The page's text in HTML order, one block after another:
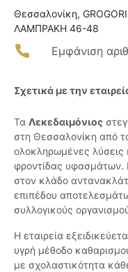
Θεσσαλονίκη,
ΛΑΜΠΡΑΚΗ 46-48
Εμφάνιση
Σχετικά με την
Τα Λεκεδαιμόνιος
στη Θεσσαλονίκη από
ολοκληρωμένες λύσεις
φροντίδας υφασμάτων.
στον κλάδο
επιπέδου
συλλογικούς
Η εταιρεία
υγρή μέθοδο
με σχολαστικότητα